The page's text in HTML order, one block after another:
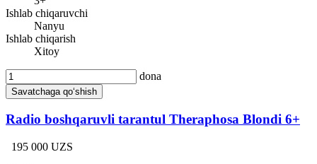
Ishlab chiqaruvchi
Nanyu
Ishlab chiqarish
Xitoy
dona
Savatchaga qo‘shish
Radio boshqaruvli tarantul Theraphosa Blondi 6+
195 000 UZS